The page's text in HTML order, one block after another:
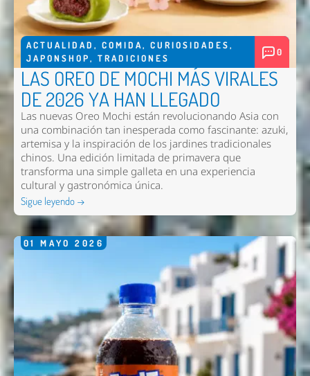
ACTUALIDAD , COMIDA, CURIOSIDADES,
JAPONSHOP, TRADICIONES
0
LAS OREO DE MOCHI MÁS VIRALES
DE 2026 YA HAN LLEGADO
Las nuevas Oreo Mochi están revolucionando Asia con
una combinación tan inesperada como fascinante: azuki,
artemisa y la inspiración de los jardines tradicionales
chinos. Una edición limitada de primavera que
transforma una simple galleta en una experiencia
cultural y gastronómica única.
Sigue leyendo →
01 MAYO 2026